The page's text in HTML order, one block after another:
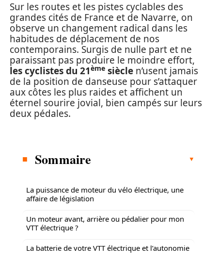
Sur les routes et les pistes cyclables des
grandes cités de France et de Navarre, on
observe un changement radical dans les
habitudes de déplacement de nos
contemporains. Surgis de nulle part et ne
paraissant pas produire le moindre effort,
les cyclistes du 21ème siècle n’usent jamais
de la position de danseuse pour s’attaquer
aux côtes les plus raides et affichent un
éternel sourire jovial, bien campés sur leurs
deux pédales.
Sommaire
La puissance de moteur du vélo électrique, une
affaire de législation
Un moteur avant, arrière ou pédalier pour mon
VTT électrique ?
La batterie de votre VTT électrique et l’autonomie